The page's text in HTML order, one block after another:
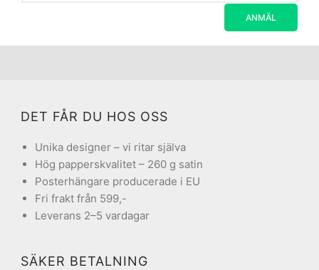
DET FÅR DU HOS OSS
Unika designer – vi ritar själva
Hög papperskvalitet – 260 g satin
Posterhängare producerade i EU
Fri frakt från 599,-
Leverans 2–5 vardagar
SÄKER BETALNING